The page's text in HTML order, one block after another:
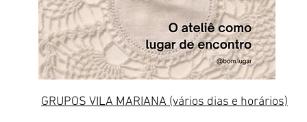
GRUPOS VILA MARIANA (vários dias e horários)